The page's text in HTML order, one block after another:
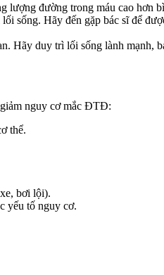
đường trong máu cao hơn
sống. Hãy đến gặp bác sĩ để
Hãy duy trì lối sống lành mạnh,
giảm nguy cơ mắc ĐTĐ:
thể.
bơi lội).
yếu tố nguy cơ.